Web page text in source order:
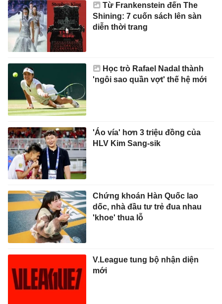
Từ Frankenstein đến The
Shining: 7 cuốn sách lên sàn
diễn thời trang
Học trò Rafael Nadal thành
'ngôi sao quần vợt' thế hệ mới
'Áo vía' hơn 3 triệu đồng của
HLV Kim Sang-sik
Chứng khoán Hàn Quốc lao
dốc, nhà đầu tư trẻ đua nhau
'khoe' thua lỗ
V.League tung bộ nhận diện
mới